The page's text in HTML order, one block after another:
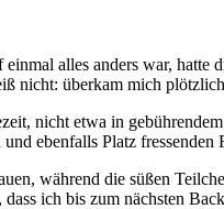
alles anders war,
nicht: überkam mich
nicht etwa in
ebenfalls Platz fressenden
während die süßen
ich bis zum nächsten